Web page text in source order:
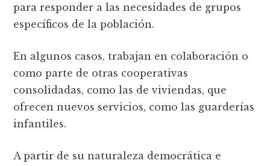
para responder a las necesidades de grupos
especí­ficos de la población.
En algunos casos, trabajan en colaboración o
como parte de otras cooperativas
consolidadas, como las de viviendas, que
ofrecen nuevos servicios, como las guarderí­as
infantiles.
A partir de su naturaleza democrática e